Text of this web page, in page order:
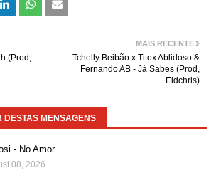
MAIS RECENTE
Tchelly Beibão x Titox Ablidoso &
Fernando AB - Já Sabes (Prod,
Eidchris)
(Prod,
DESTAS MENSAGENS
- No Amor
08, 2026